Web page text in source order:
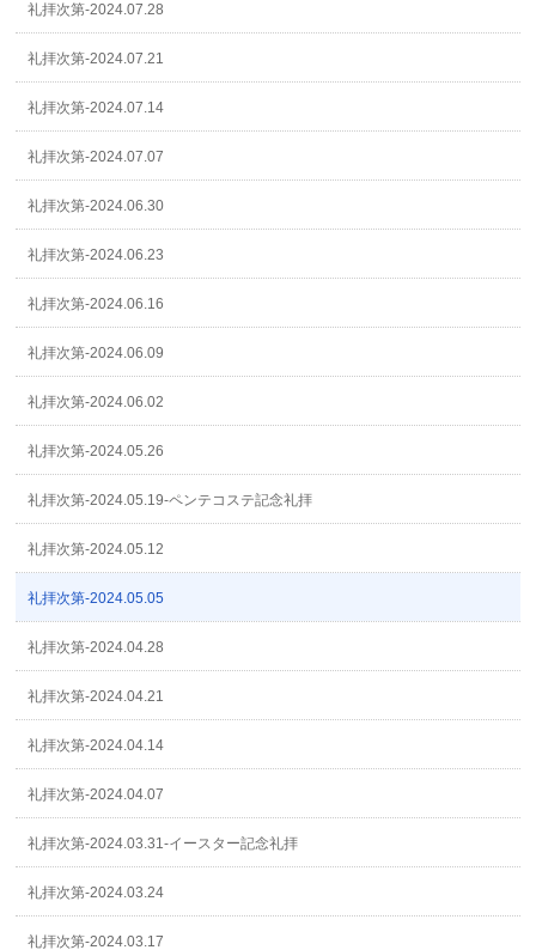
礼拝次第-2024.07.28
礼拝次第-2024.07.21
礼拝次第-2024.07.14
礼拝次第-2024.07.07
礼拝次第-2024.06.30
礼拝次第-2024.06.23
礼拝次第-2024.06.16
礼拝次第-2024.06.09
礼拝次第-2024.06.02
礼拝次第-2024.05.26
礼拝次第-2024.05.19-ペンテコステ記念礼拝
礼拝次第-2024.05.12
礼拝次第-2024.05.05
礼拝次第-2024.04.28
礼拝次第-2024.04.21
礼拝次第-2024.04.14
礼拝次第-2024.04.07
礼拝次第-2024.03.31-イースター記念礼拝
礼拝次第-2024.03.24
礼拝次第-2024.03.17